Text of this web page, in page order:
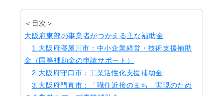
＜目次＞
大阪府東部の事業者がつかえる主な補助金
1.大阪府寝屋川市：中小企業経営・技術支援補助
金（国等補助金の申請サポート）
2.大阪府守口市：工業活性化支援補助金
3.大阪府門真市：「職住近接のまち」実現のため